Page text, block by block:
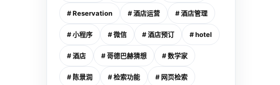
# Reservation # 酒店运营 # 酒店管理
# 小程序 # 微信 # 酒店预订 # hotel
# 酒店 # 哥德巴赫猜想 # 数学家
# 陈景润 # 检索功能 # 网页检索